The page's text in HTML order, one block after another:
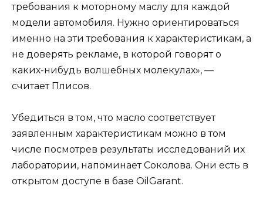
требования к моторному маслу для каждой
модели автомобиля. Нужно ориентироваться
именно на эти требования к характеристикам, а
не доверять рекламе, в которой говорят о
каких-нибудь волшебных молекулах», —
считает Плисов.
Убедиться в том, что масло соответствует
заявленным характеристикам можно в том
числе посмотрев результаты исследований их
лаборатории, напоминает Соколова. Они есть в
открытом доступе в базе OilGarant.